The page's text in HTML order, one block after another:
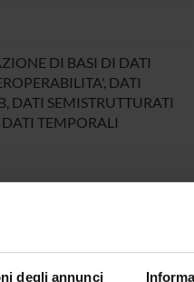
degli annunci
DI BASI DI DATI
DATI
DATI SEMISTRUTTURATI
TEMPORALI
questo progetto è
di modelli per la
eterogenee,